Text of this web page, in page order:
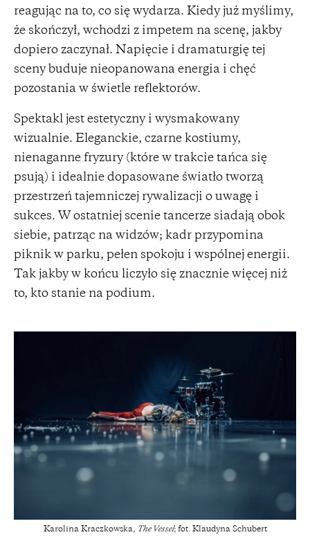
reagując na to, co się wydarza. Kiedy już myślimy,
że skończył, wchodzi z impetem na scenę, jakby
dopiero zaczynał. Napięcie i dramaturgię tej
sceny buduje nieopanowana energia i chęć
pozostania w świetle reflektorów.
Spektakl jest estetyczny i wysmakowany
wizualnie. Eleganckie, czarne kostiumy,
nienaganne fryzury (które w trakcie tańca się
psują) i idealnie dopasowane światło tworzą
przestrzeń tajemniczej rywalizacji o uwagę i
sukces. W ostatniej scenie tancerze siadają obok
siebie, patrząc na widzów; kadr przypomina
piknik w parku, pełen spokoju i wspólnej energii.
Tak jakby w końcu liczyło się znacznie więcej niż
to, kto stanie na podium.
Karolina Kraczkowska, The Vessel; fot. Klaudyna Schubert